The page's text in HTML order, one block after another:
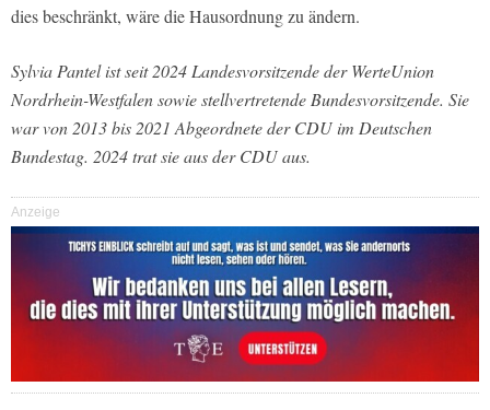
dies beschränkt, wäre die Hausordnung zu ändern.
Sylvia Pantel ist seit 2024 Landesvorsitzende der WerteUnion
Nordrhein-Westfalen sowie stellvertretende Bundesvorsitzende. Sie
war von 2013 bis 2021 Abgeordnete der CDU im Deutschen
Bundestag. 2024 trat sie aus der CDU aus.
Anzeige